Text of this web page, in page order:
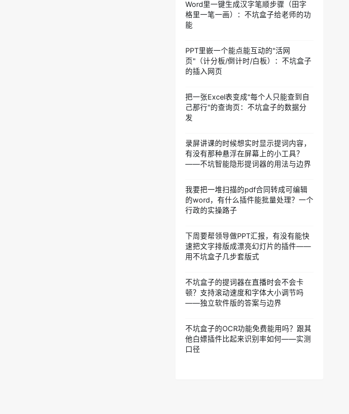
Word里一键生成汉字笔顺步骤（田字
格里一笔一画）：不坑盒子给老师的功
能
PPT里嵌一个能点能互动的"活网
页"（计分板/倒计时/白板）：不坑盒子
的插入网页
把一张Excel表变成"每个人只能查到自
己那行"的查询页：不坑盒子的数据分
发
录屏讲课的时候想实时显示提词内容，
有没有那种悬浮在屏幕上的小工具？
——不坑智能隐形提词器的用法与边界
我要把一堆扫描的pdf合同转成可编辑
的word，有什么插件能批量处理？一个
行政的实操路子
下周要帮领导做PPT汇报，有没有能快
速把文字排版成漂亮幻灯片的插件——
用不坑盒子几步套版式
不坑盒子的提词器在直播时会不会卡
顿？支持滚动速度和字体大小调节吗
——独立软件版的答案与边界
不坑盒子的OCR功能免费能用吗？跟其
他白嫖插件比起来识别率如何——实测
口径